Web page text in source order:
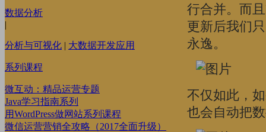
数据分析
|
分析与可视化 | 大数据开发应用
系列课程
微互动：精品运营专题
Java学习指南系列
用WordPress做网站系列课程
微信运营营销全攻略（2017全面升级）
行合并。而
更新后我们
永逸。
不仅如此，
也会自动把